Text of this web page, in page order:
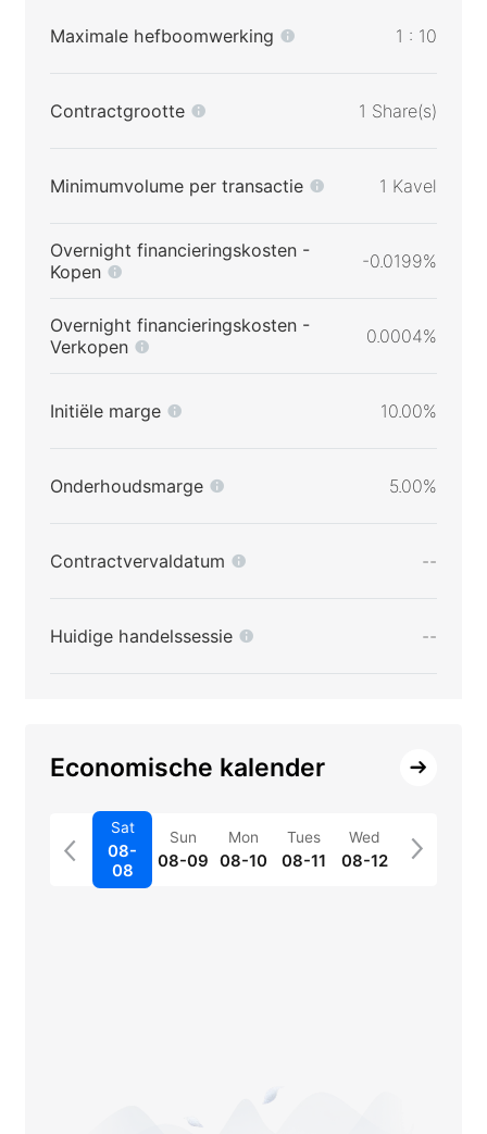
Maximale hefboomwerking 1 : 10
Contractgrootte 1 Share(s)
Minimumvolume per transactie 1 Kavel
Overnight financieringskosten -
Kopen
-0.0199%
Overnight financieringskosten -
Verkopen
0.0004%
Initiële marge 10.00%
Onderhoudsmarge 5.00%
Contractvervaldatum --
Huidige handelssessie --
Economische kalender
Sat
08-
08
Sun
08-09
Mon
08-10
Tues
08-11
Wed
08-12